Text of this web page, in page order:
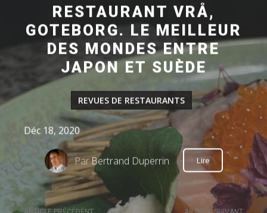
RESTAURANT VRÅ,
GOTEBORG. LE MEILLEUR
DES MONDES ENTRE
JAPON ET SUÈDE
REVUES DE RESTAURANTS
Déc 18, 2020
ParBertrand Duperrin Lire